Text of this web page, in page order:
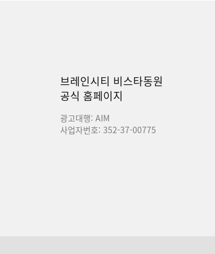
브레인시티 비스타동원
공식 홈페이지
광고대행: AIM
사업자번호: 352-37-00775